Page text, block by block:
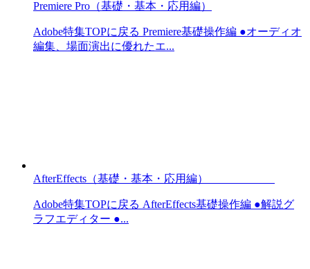
Premiere Pro（基礎・基本・応用編）
Adobe特集TOPに戻る Premiere基礎操作編 ●オーディオ
編集、場面演出に優れたエ...
AfterEffects（基礎・基本・応用編）
Adobe特集TOPに戻る AfterEffects基礎操作編 ●解説グ
ラフエディター ●...